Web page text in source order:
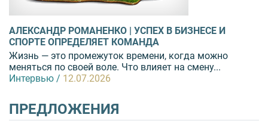
АЛЕКСАНДР РОМАНЕНКО | УСПЕХ В БИЗНЕСЕ И
СПОРТЕ ОПРЕДЕЛЯЕТ КОМАНДА
Жизнь — это промежуток времени, когда можно
меняться по своей воле. Что влияет на смену...
Интервью / 12.07.2026
ПРЕДЛОЖЕНИЯ